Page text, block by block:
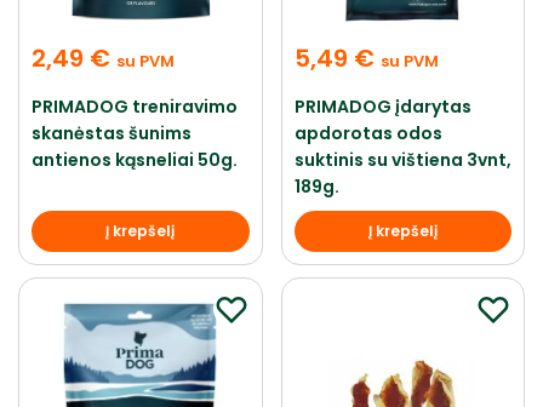
2,49 € su PVM
PRIMADOG treniravimo
skanėstas šunims
antienos kąsneliai 50g.
Į krepšelį
5,49 € su PVM
PRIMADOG įdarytas
apdorotas odos
suktinis su vištiena 3vnt,
189g.
Į krepšelį